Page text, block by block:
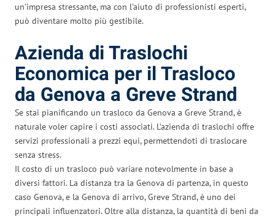
un’impresa stressante, ma con l’aiuto di professionisti esperti,
può diventare molto più gestibile.
Azienda di Traslochi
Economica per il Trasloco
da Genova a Greve Strand
Se stai pianificando un trasloco da Genova a Greve Strand, è
naturale voler capire i costi associati. L’azienda di traslochi offre
servizi professionali a prezzi equi, permettendoti di traslocare
senza stress.
Il costo di un trasloco può variare notevolmente in base a
diversi fattori. La distanza tra la Genova di partenza, in questo
caso Genova, e la Genova di arrivo, Greve Strand, è uno dei
principali influenzatori. Oltre alla distanza, la quantità di beni da